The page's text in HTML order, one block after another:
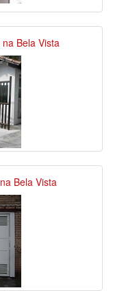
Bela Vista
Bela Vista